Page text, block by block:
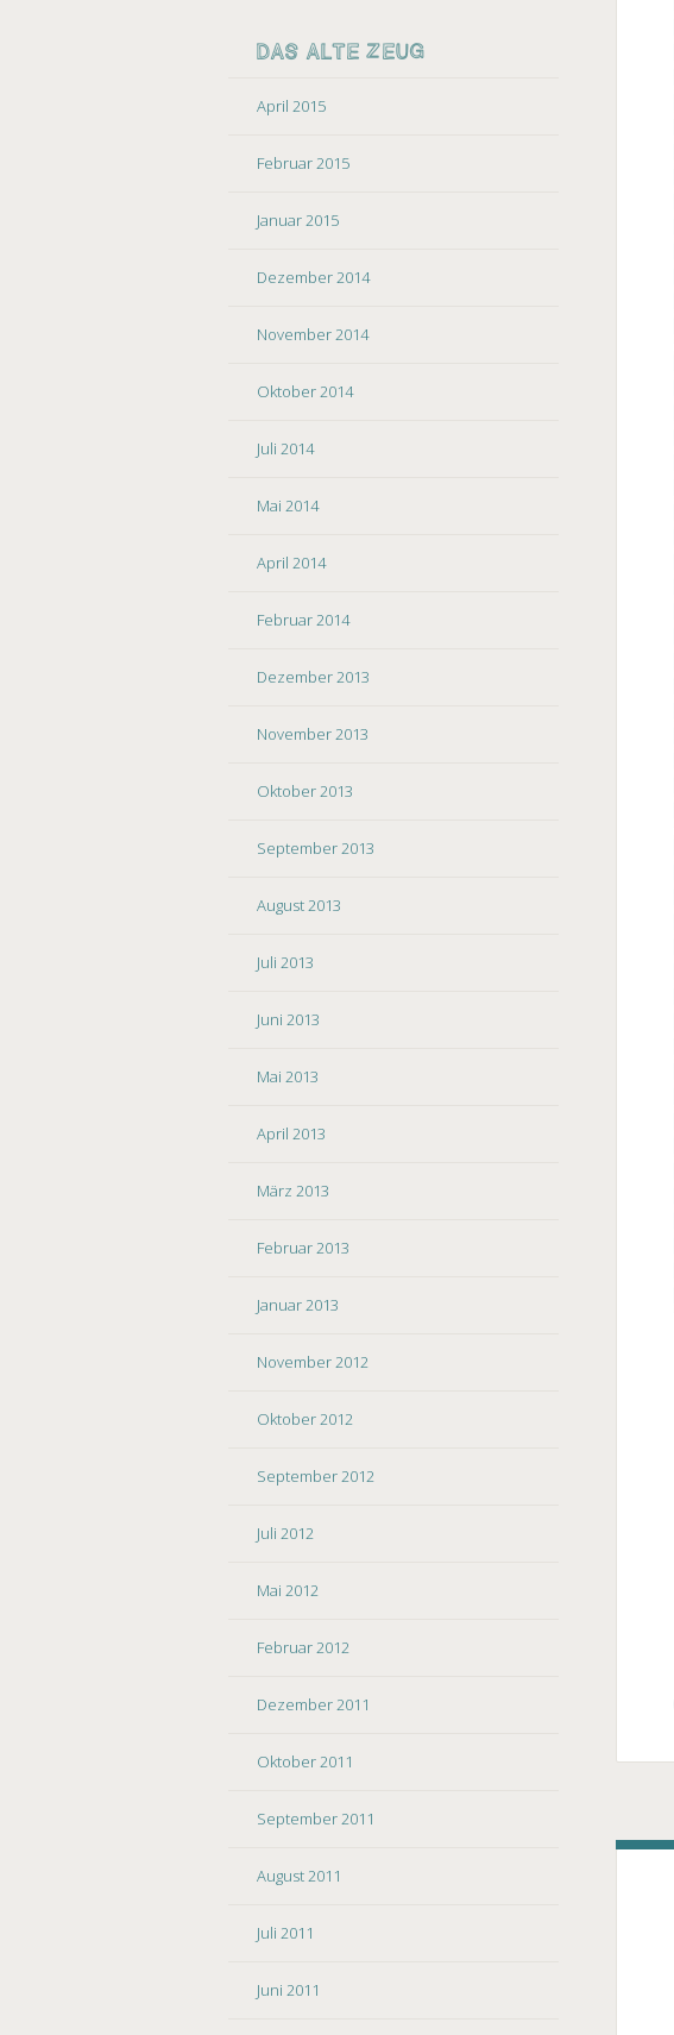
DAS ALTE ZEUG
April 2015
Februar 2015
Januar 2015
Dezember 2014
November 2014
Oktober 2014
Juli 2014
Mai 2014
April 2014
Februar 2014
Dezember 2013
November 2013
Oktober 2013
September 2013
August 2013
Juli 2013
Juni 2013
Mai 2013
April 2013
März 2013
Februar 2013
Januar 2013
November 2012
Oktober 2012
September 2012
Juli 2012
Mai 2012
Februar 2012
Dezember 2011
Oktober 2011
September 2011
August 2011
Juli 2011
Juni 2011